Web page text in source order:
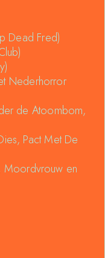
Dead Fred)
Nederhorror
de Atoombom,
Pact Met De
Moordvrouw en